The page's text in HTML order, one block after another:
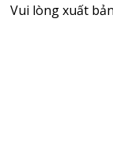
Vui lòng xuất